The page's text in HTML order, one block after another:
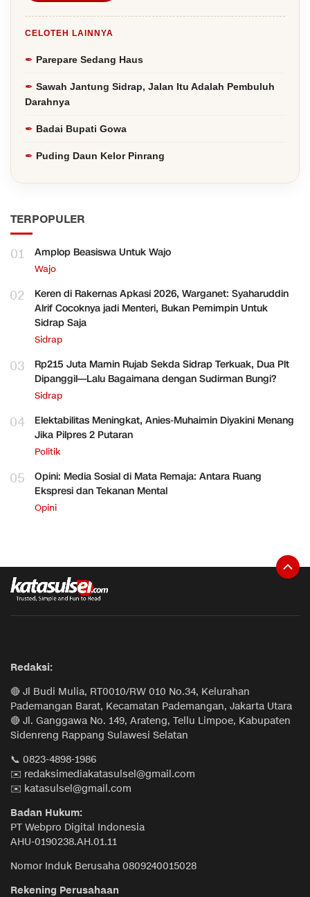
CELOTEH LAINNYA
Parepare Sedang Haus
Sawah Jantung Sidrap, Jalan Itu Adalah Pembuluh
Darahnya
Badai Bupati Gowa
Puding Daun Kelor Pinrang
TERPOPULER
01 Amplop Beasiswa Untuk Wajo
Wajo
02
Keren di Rakernas Apkasi 2026, Warganet: Syaharuddin
Alrif Cocoknya jadi Menteri, Bukan Pemimpin Untuk
Sidrap Saja
Sidrap
03
Rp215 Juta Mamin Rujab Sekda Sidrap Terkuak, Dua Plt
Dipanggil—Lalu Bagaimana dengan Sudirman Bungi?
Sidrap
04
Elektabilitas Meningkat, Anies-Muhaimin Diyakini Menang
Jika Pilpres 2 Putaran
Politik
05
Opini: Media Sosial di Mata Remaja: Antara Ruang
Ekspresi dan Tekanan Mental
Opini
Redaksi:
🔴 Jl Budi Mulia, RT0010/RW 010 No.34, Kelurahan
Pademangan Barat, Kecamatan Pademangan, Jakarta Utara
🔴 Jl. Ganggawa No. 149, Arateng, Tellu Limpoe, Kabupaten
Sidenreng Rappang Sulawesi Selatan
📞 0823-4898-1986
✉️ redaksimediakatasulsel@gmail.com
✉️ katasulsel@gmail.com
Badan Hukum:
PT Webpro Digital Indonesia
AHU-0190238.AH.01.11
Nomor Induk Berusaha 0809240015028
Rekening Perusahaan